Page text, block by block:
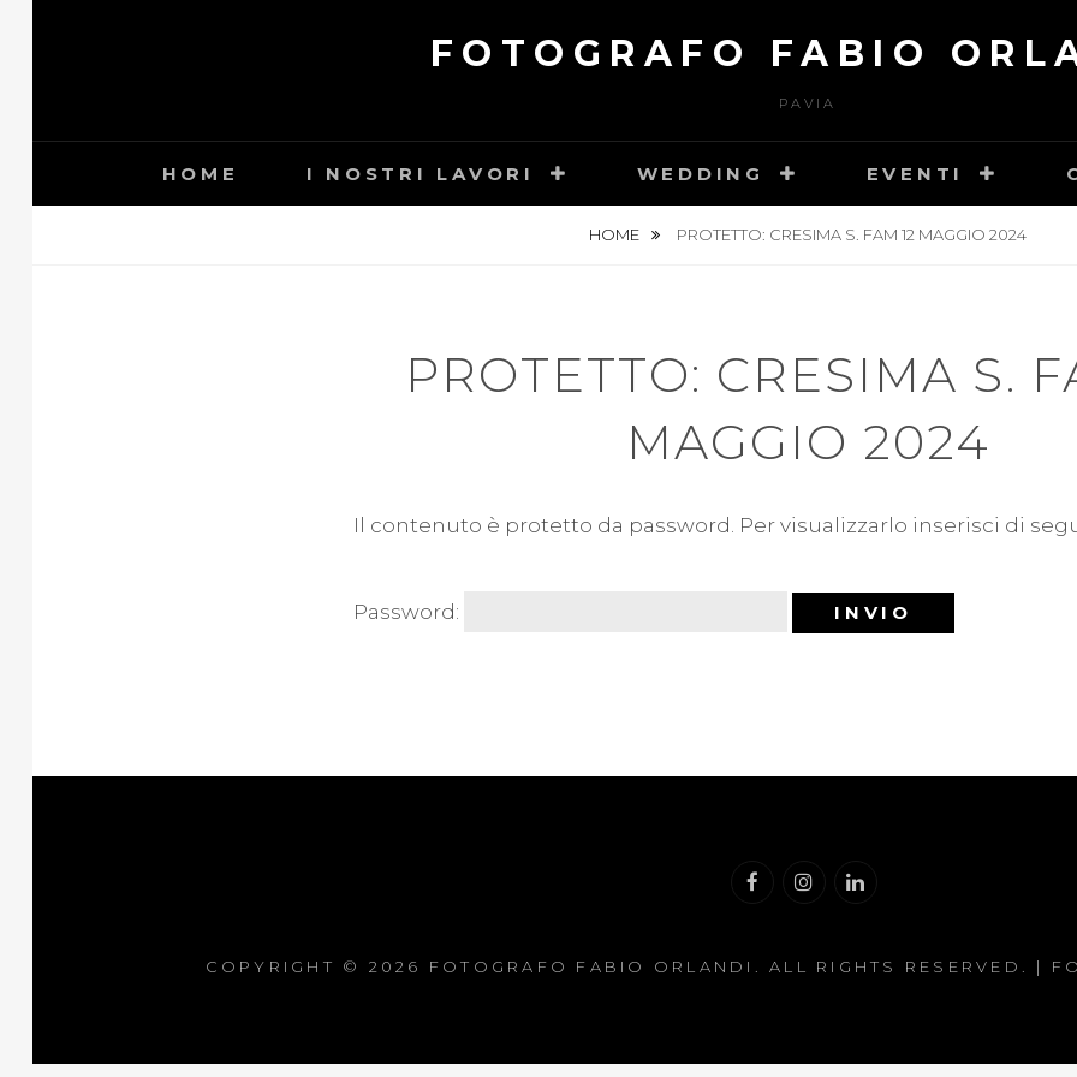
FOTOGRAFO FABIO
PAVIA
HOME I NOSTRI LAVORI WEDDING EVENTI
HOME PROTETTO: CRESIMA S. FAM 12 MAGGIO 2024
PROTETTO: CRESIMA S.
MAGGIO 2024
Il contenuto è protetto da password. Per visualizzarlo inserisci di
Password:
COPYRIGHT © 2026 FOTOGRAFO FABIO ORLANDI . ALL RIGHTS RESERVED. |